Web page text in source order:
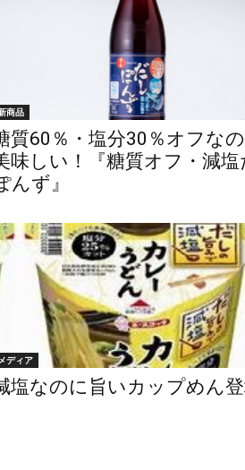
商品
質60％・塩分30％オフな
味しい！『糖質オフ・減塩
んず』
メディア
塩なのに旨いカップめん